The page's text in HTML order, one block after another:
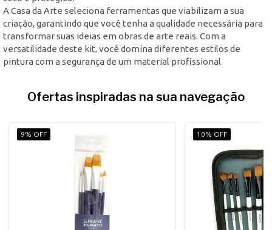
A Casa da Arte seleciona ferramentas que viabilizam a sua
criação, garantindo que você tenha a qualidade necessária para
transformar suas ideias em obras de arte reais. Com a
versatilidade deste kit, você domina diferentes estilos de
pintura com a segurança de um material profissional.
Ofertas inspiradas na sua navegação
9% OFF 10% OFF